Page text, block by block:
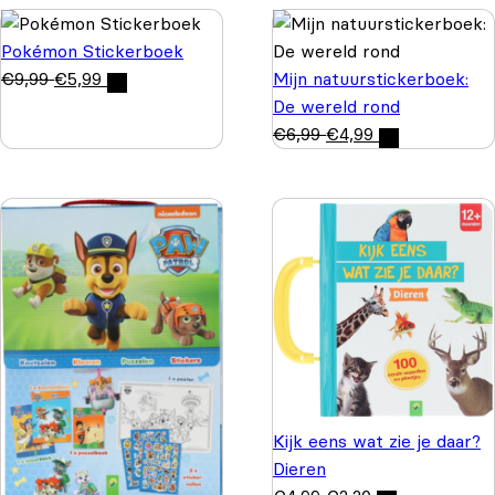
Pokémon Stickerboek
€9,99 €5,99
Mijn natuurstickerboek:
De wereld rond
€6,99 €4,99
Kijk eens wat zie je daar?
Dieren